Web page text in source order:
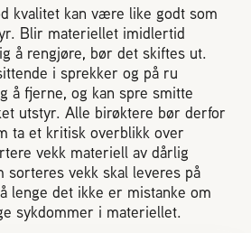
og utstyrsleverandører
kvalitet kan være like godt som
Blir materiellet imidlertid
å rengjøre, bør det skiftes ut.
i sprekker og på ru
å fjerne, og kan spre smitte
utstyr. Alle birøktere bør derfor
ta et kritisk overblikk over
vekk materiell av dårlig
sorteres vekk skal leveres på
lenge det ikke er mistanke om
sykdommer i materiellet.